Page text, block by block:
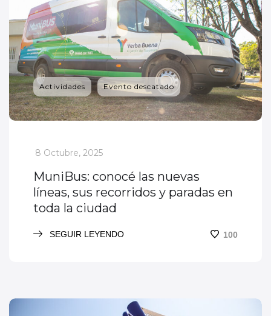
Actividades Evento descatado
_
8 Octubre, 2025
MuniBus: conocé las nuevas
líneas, sus recorridos y paradas en
toda la ciudad
SEGUIR LEYENDO 100